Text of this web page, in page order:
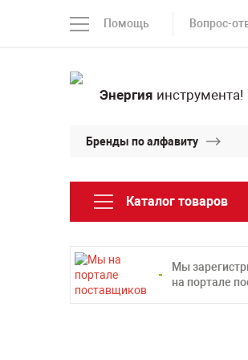
Помощь Вопрос-
Энергия инструмента!
Бренды по алфавиту
Каталог товаров
Мы
на портале